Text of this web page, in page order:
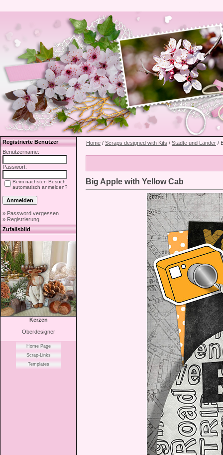
Registrierte Benutzer
Benutzername:
Passwort:
Beim nächsten Besuch
automatisch anmelden?
» Password vergessen
» Registrierung
Zufallsbild
Kerzen
Oberdesigner
Home Page
Scrap-Links
Templates
Home / Scraps designed with Kits / Städte und Länder /
Big Apple with Yellow Cab